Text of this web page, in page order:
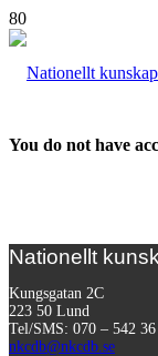
You do not have
Nationellt
Kungsgatan 2C
223 50 Lund
Tel/SMS: 070 – 542
nkcdb@nkcdb.se